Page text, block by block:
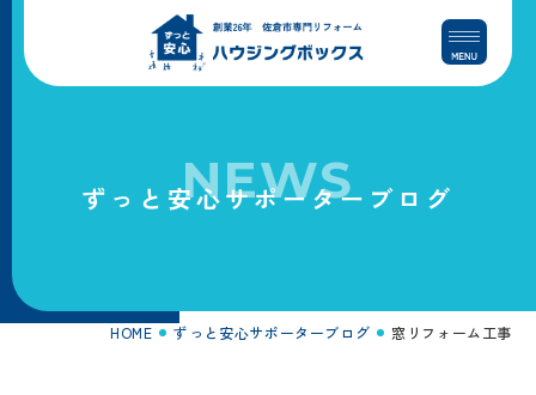
プ
動
ずっと安心サポーターブログ
NEWS
HOME ずっと安心サポーターブログ 窓リフォーム工事